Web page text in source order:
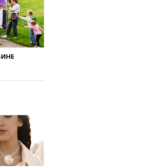
отверг
выводе
с
Россия
США
на
Starlink